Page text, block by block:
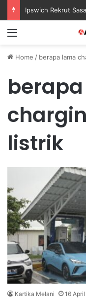
Home / berapa lama
listrik
Kartika Melani 16